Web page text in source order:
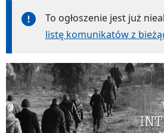
To ogłoszenie jest już
listę komunikatów z